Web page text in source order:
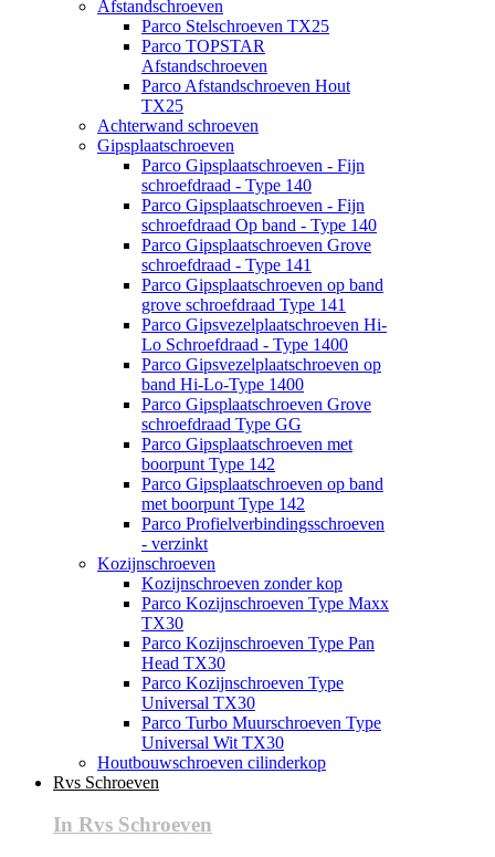
Afstandschroeven
Parco Stelschroeven TX25
Parco TOPSTAR
Afstandschroeven
Parco Afstandschroeven Hout
TX25
Achterwand schroeven
Gipsplaatschroeven
Parco Gipsplaatschroeven - Fijn
schroefdraad - Type 140
Parco Gipsplaatschroeven - Fijn
schroefdraad Op band - Type 140
Parco Gipsplaatschroeven Grove
schroefdraad - Type 141
Parco Gipsplaatschroeven op band
grove schroefdraad Type 141
Parco Gipsvezelplaatschroeven Hi-
Lo Schroefdraad - Type 1400
Parco Gipsvezelplaatschroeven op
band Hi-Lo-Type 1400
Parco Gipsplaatschroeven Grove
schroefdraad Type GG
Parco Gipsplaatschroeven met
boorpunt Type 142
Parco Gipsplaatschroeven op band
met boorpunt Type 142
Parco Profielverbindingsschroeven
- verzinkt
Kozijnschroeven
Kozijnschroeven zonder kop
Parco Kozijnschroeven Type Maxx
TX30
Parco Kozijnschroeven Type Pan
Head TX30
Parco Kozijnschroeven Type
Universal TX30
Parco Turbo Muurschroeven Type
Universal Wit TX30
Houtbouwschroeven cilinderkop
Rvs Schroeven
In Rvs Schroeven